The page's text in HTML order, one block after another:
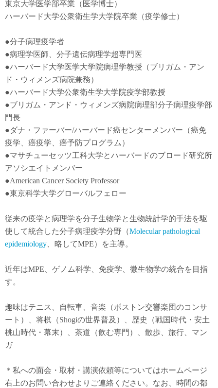
東京大学医学部卒業（医学博士）
ハーバード大学公衆衛生学大学院卒業（疫学修士）
●分子病理疫学者
●病理学医師、分子遺伝病理学超専門医
●ハーバード大学医学大学院病理学教授（ブリガム・アン
ド・ウィメンズ病院兼務）
●ハーバード大学公衆衛生学大学院疫学部教授
●ブリガム・アンド・ウィメンズ病院病理部分子病理疫学部
門長
●ダナ・ファーバー/ハーバード癌センターメンバー（癌免
疫学
癌疫学 、癌予防プログラム）
●マサチューセッツ工科大学とハーバードのブロード研究所
アソシエイトメンバー
●American Cancer Society Professor
●東京科学大学グローバルフェロー
従来の疫学と病理学を分子生物学と生物統計学的手法を駆
使して統合した分子病理疫学分野（Molecular pathological
epidemiology 、略してMPE）を主導。
近年はMPE 、ゲノム科学、免疫学、微生物学の統合を目指
す。
趣味はテニス、自転車、音楽（ボストン交響楽団のコンサ
ート）、将棋（Shogiの世界普及）、歴史（戦国時代・安土
桃山時代・幕末）、茶道（飲む専門）、散歩、旅行、マン
ガ
＊私への面会・取材・講演依頼等についてはホームページ
右上のお問い合わせよりご連絡ください。なお、時間の都